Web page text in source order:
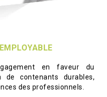
en faveur du
de contenants durables,
des professionnels.